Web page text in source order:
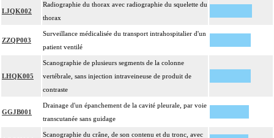
LJQK002
Radiographie du thorax avec radiographie du squelette du
thorax
ZZQP003
Surveillance médicalisée du transport intrahospitalier d'un
patient ventilé
LHQK005
Scanographie de plusieurs segments de la colonne
vertébrale, sans injection intraveineuse de produit de
contraste
GGJB001
Drainage d'un épanchement de la cavité pleurale, par voie
transcutanée sans guidage
Scanographie du crâne, de son contenu et du tronc, avec